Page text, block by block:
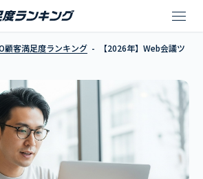
【2026年】Web会議ツ
顧客満足度ランキング
【2026年】Web会議ツ